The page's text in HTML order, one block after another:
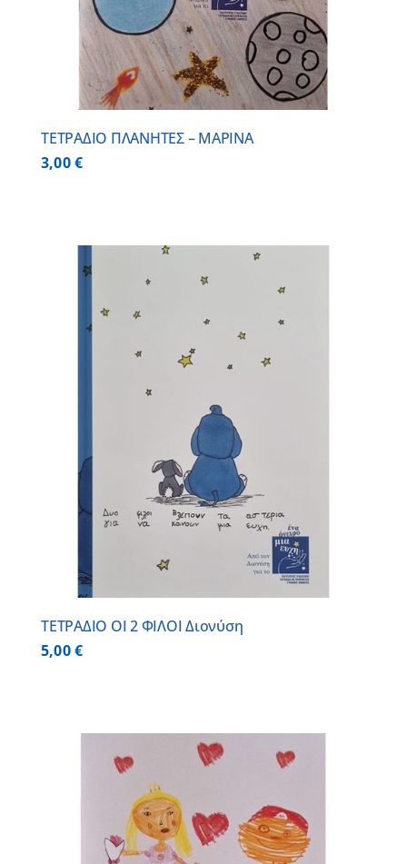
ΤΕΤΡΑΔΙΟ ΠΛΑΝΗΤΕΣ – ΜΑΡΙΝΑ
3,00€
ΤΕΤΡΑΔΙΟ ΟΙ 2 ΦΙΛΟΙ Διονύση
5,00€